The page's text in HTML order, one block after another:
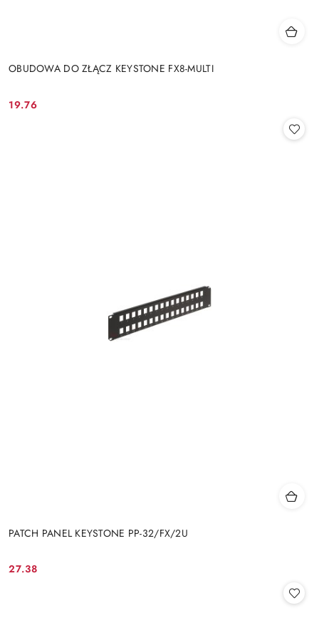
OBUDOWA DO ZŁĄCZ KEYSTONE FX8-MULTI
Cena:
19.76
PATCH PANEL KEYSTONE PP-32/FX/2U
Cena:
27.38